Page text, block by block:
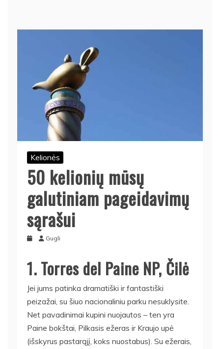
Kelionės
50 kelionių mūsų
galutiniam pageidavimų
sąrašui
Gugli
1. Torres del Paine NP, Čilė
Jei jums patinka dramatiški ir fantastiški
peizažai, su šiuo nacionaliniu parku nesuklysite.
Net pavadinimai kupini nuojautos – ten yra
Paine bokštai, Pilkasis ežeras ir Kraujo upė
(išskyrus pastarąjį, koks nuostabus). Su ežerais,